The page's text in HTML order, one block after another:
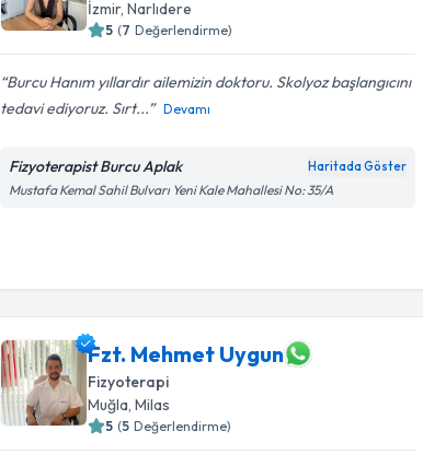
İzmir, Narlıdere
5 (7 Değerlendirme)
Burcu Hanım yıllardır ailemizin doktoru. Skolyoz başlangıcını
tedavi ediyoruz. Sırt...
Devamı
Fizyoterapist Burcu Aplak Haritada Göster
Mustafa Kemal Sahil Bulvarı Yeni Kale Mahallesi No: 35/A
Fzt. Mehmet Uygun
Fizyoterapi
Muğla, Milas
5 (5 Değerlendirme)